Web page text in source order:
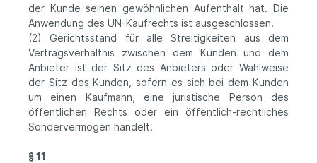
der Kunde seinen gewöhnlichen Aufenthalt hat. Die
Anwendung des UN-Kaufrechts ist ausgeschlossen.
(2) Gerichtsstand für alle Streitigkeiten aus dem
Vertragsverhältnis zwischen dem Kunden und dem
Anbieter ist der Sitz des Anbieters oder Wahlweise
der Sitz des Kunden, sofern es sich bei dem Kunden
um einen Kaufmann, eine juristische Person des
öffentlichen Rechts oder ein öffentlich-rechtliches
Sondervermögen handelt.
§ 11